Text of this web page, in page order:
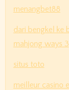
menangbet88
dari bengkel ke
mahjong ways 3
situs toto
meilleur casino